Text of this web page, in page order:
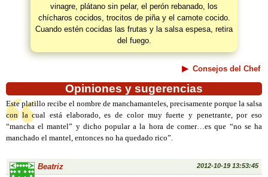
vinagre, plátano sin pelar, el perón rebanado, los
chícharos cocidos, trocitos de piña y el camote cocido.
Cuando estén cocidas las frutas y la salsa espesa, retira
del fuego.
Consejos del Chef
Opiniones y sugerencias
Este platillo recibe el nombre de manchamanteles, precisamente porque la salsa
con la cual está elaborado, es de color muy fuerte y penetrante, por eso
“mancha el mantel” y dicho popular a la hora de comer…es que “no se ha
manchado el mantel, entonces no ha quedado rico”.
Beatriz 2012-10-19 13:53:45